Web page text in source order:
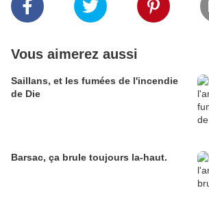
Vous aimerez aussi
Saillans, et les fumées de l'incendie
de Die
Barsac, ça brule toujours la-haut.